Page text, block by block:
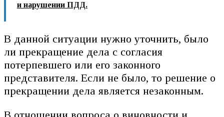
и нарушении ПДД.
В данной ситуации нужно уточнить, было
ли прекращение дела с согласия
потерпевшего или его законного
представителя. Если не было, то решение о
прекращении дела является незаконным.